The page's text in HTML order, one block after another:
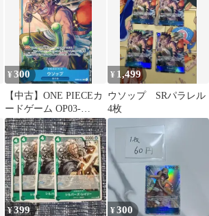
¥300
【中古】ONE PIECEカ
ードゲーム OP03-
041[SR]：(パラレル)ウ
ソップ
¥ 1,499
ウソップ SRパラレル
4枚
¥399 ¥300